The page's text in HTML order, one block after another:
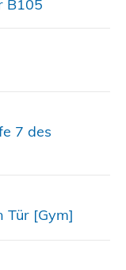
B105
7 des
Tür [Gym]